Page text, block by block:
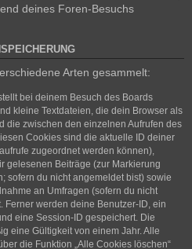
deines Foren-Besuchs
Arten gesammelt:
bei deinem Besuch des Boards
kleine Textdateien, die dein Browser als
die zwischen den einzelnen Aufrufen des
Cookies sind die aktuelle ID deiner
zugeordnet werden können),
gelesenen Beiträge (zur Markierung
sofern du nicht angemeldet bist) sowie
an Umfragen (sofern du nicht
Ferner werden deine Benutzer-ID, ein
eine Session-ID gespeichert. Die
eine Gültigkeit von einem Jahr. Alle
die Funktion „Alle Cookies löschen“